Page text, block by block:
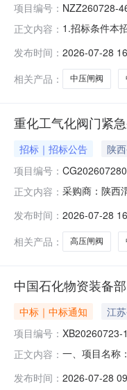
项目编号： NZZ260728-
正文内容： 1.招标条件本
概况与招标范
发布时间： 2026-07-28
相关产品：
中压闸阀
重化工气化阀门紧
招标｜招标公告 陕
项目编号：
正文内容： 采购商：陕西
照片台2高压
发布时间： 2026-07-28
相关产品：
高压闸阀
中国石化物资装备
中标｜中标通知 江
项目编号： XB20260723-
正文内容： 一、项目名称
公示时间：
发布时间： 2026-07-28